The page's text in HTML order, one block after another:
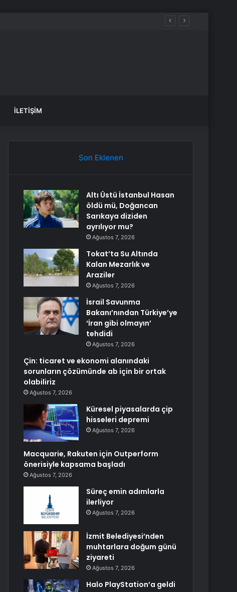
İLETIŞIM
Son Eklenen
Altı Üstü İstanbul Hasan
öldü mü, Doğancan
Sarıkaya diziden
ayrılıyor mu?
Ağustos 7, 2026
Tokat’ta Su Altında
Kalan Mezarlık ve
Araziler
Ağustos 7, 2026
İsrail Savunma
Bakanı’nından Türkiye’ye
‘İran gibi olmayın’
tehdidi
Ağustos 7, 2026
Çin: ticaret ve ekonomi alanındaki
sorunların çözümünde ab için bir ortak
olabiliriz
Ağustos 7, 2026
Küresel piyasalarda çip
hisseleri depremi
Ağustos 7, 2026
Macquarie, Rakuten için Outperform
önerisiyle kapsama başladı
Ağustos 7, 2026
Süreç emin adımlarla
ilerliyor
Ağustos 7, 2026
İzmit Belediyesi’nden
muhtarlara doğum günü
ziyareti
Ağustos 7, 2026
Halo PlayStation’a geldi